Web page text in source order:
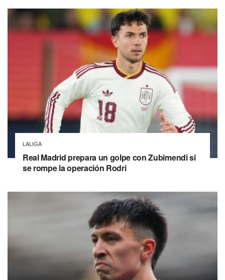
LALIGA
Real Madrid prepara un golpe con Zubimendi si
se rompe la operación Rodri